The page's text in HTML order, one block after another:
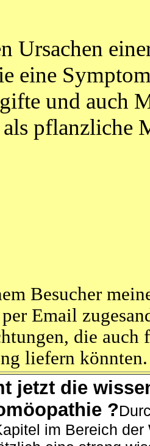
Ursachen
eine
und auch
pflanzliche
Besucher
Email
die
liefern könnten.
jetzt die
?
im Bereich